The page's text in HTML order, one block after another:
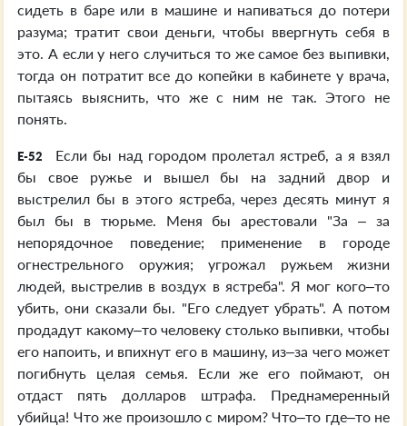
сидеть в баре или в машине и напиваться до потери
разума; тратит свои деньги, чтобы ввергнуть себя в
это. А если у него случиться то же самое без выпивки,
тогда он потратит все до копейки в кабинете у врача,
пытаясь выяснить, что же с ним не так. Этого не
понять.
E-52
Если бы над городом пролетал ястреб, а я взял
бы свое ружье и вышел бы на задний двор и
выстрелил бы в этого ястреба, через десять минут я
был бы в тюрьме. Меня бы арестовали "За – за
непорядочное поведение; применение в городе
огнестрельного оружия; угрожал ружьем жизни
людей, выстрелив в воздух в ястреба". Я мог кого–то
убить, они сказали бы. "Его следует убрать". А потом
продадут какому–то человеку столько выпивки, чтобы
его напоить, и впихнут его в машину, из–за чего может
погибнуть целая семья. Если же его поймают, он
отдаст пять долларов штрафа. Преднамеренный
убийца! Что же произошло с миром? Что–то где–то не